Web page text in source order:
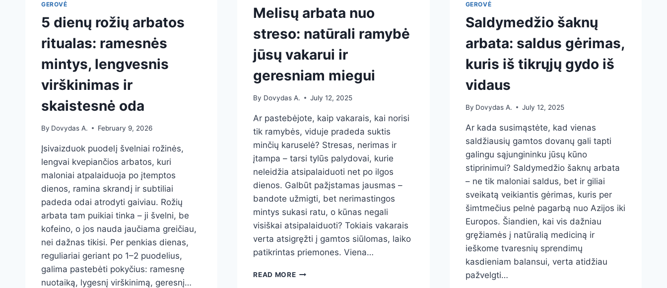
GEROVĖ
5 dienų rožių arbatos
ritualas: ramesnės
mintys, lengvesnis
virškinimas ir
skaistesnė oda
By Dovydas A. February 9, 2026
Įsivaizduok puodelį švelniai rožinės,
lengvai kvepiančios arbatos, kuri
maloniai atpalaiduoja po įtemptos
dienos, ramina skrandį ir subtiliai
padeda odai atrodyti gaiviau. Rožių
arbata tam puikiai tinka – ji švelni, be
kofeino, o jos nauda jaučiama greičiau,
nei dažnas tikisi. Per penkias dienas,
reguliariai geriant po 1–2 puodelius,
galima pastebėti pokyčius: ramesnę
nuotaiką, lygesnį virškinimą, geresnį…
Melisų arbata nuo
streso: natūrali ramybė
jūsų vakarui ir
geresniam miegui
By Dovydas A. July 12, 2025
Ar pastebėjote, kaip vakarais, kai norisi
tik ramybės, viduje pradeda suktis
minčių karuselė? Stresas, nerimas ir
įtampa – tarsi tylūs palydovai, kurie
neleidžia atsipalaiduoti net po ilgos
dienos. Galbūt pažįstamas jausmas –
bandote užmigti, bet nerimastingos
mintys sukasi ratu, o kūnas negali
visiškai atsipalaiduoti? Tokiais vakarais
verta atsigręžti į gamtos siūlomas, laiko
patikrintas priemones. Viena…
READ MOREMELISŲ
GEROVĖ
Saldymedžio šaknų
arbata: saldus gėrimas,
kuris iš tikrųjų gydo iš
vidaus
By Dovydas A. July 12, 2025
Ar kada susimąstėte, kad vienas
saldžiausių gamtos dovanų gali tapti
galingu sąjungininku jūsų kūno
stiprinimui? Saldymedžio šaknų arbata
– ne tik maloniai saldus, bet ir giliai
sveikatą veikiantis gėrimas, kuris per
šimtmečius pelnė pagarbą nuo Azijos iki
Europos. Šiandien, kai vis dažniau
gręžiamės į natūralią mediciną ir
ieškome tvaresnių sprendimų
kasdieniam balansui, verta atidžiau
pažvelgti…